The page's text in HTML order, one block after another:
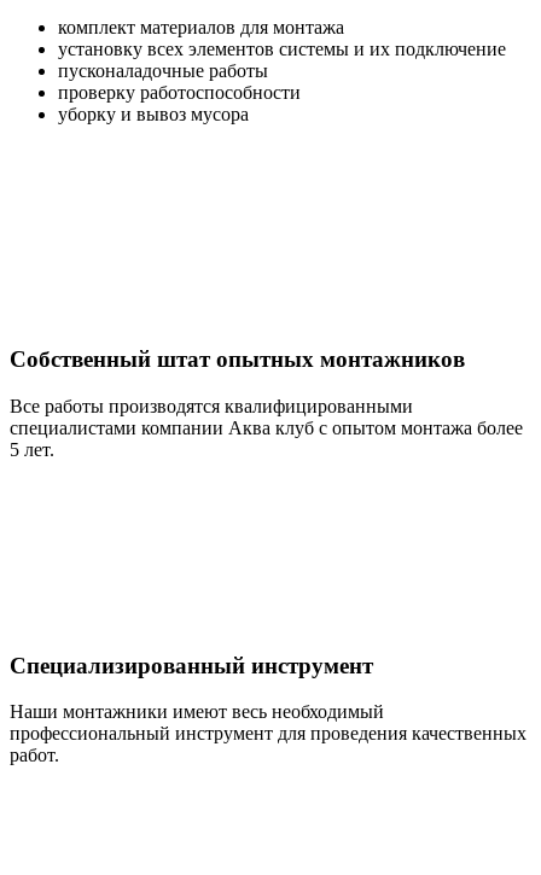
комплект материалов для монтажа
установку всех элементов системы и их подключение
пусконаладочные работы
проверку работоспособности
уборку и вывоз мусора
Собственный штат опытных монтажников
Все работы производятся квалифицированными
специалистами компании Аква клуб с опытом монтажа более
5 лет.
Специализированный инструмент
Наши монтажники имеют весь необходимый
профессиональный инструмент для проведения качественных
работ.